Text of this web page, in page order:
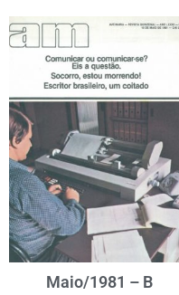
Maio/1981 – B